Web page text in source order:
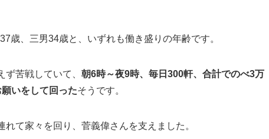
歳、三男34歳と、いずれも働き盛りの年齢です。
苦戦していて、 朝6時～夜9時、毎日300軒、合計でのべ3万
いをして回ったそうです。
て家々を回り、菅義偉さんを支えました。